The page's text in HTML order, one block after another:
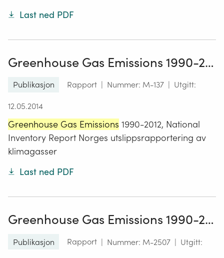
Last ned PDF
Greenhouse Gas Emissions 1990-2012, National Inventory Report
Publikasjon Rapport | Nummer: M-137 | Utgitt:
12.05.2014
Greenhouse Gas Emissions 1990-2012, National
Inventory Report Norges utslippsrapportering av
klimagasser
Last ned PDF
Greenhouse Gas Emissions 1990-2021: National Inventory Report
Publikasjon Rapport | Nummer: M-2507 | Utgitt: